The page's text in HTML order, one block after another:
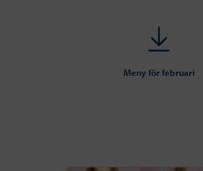
Meny för februari